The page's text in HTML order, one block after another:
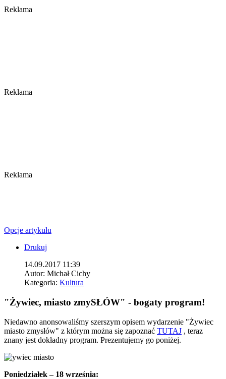
Reklama
Reklama
Reklama
Opcje artykułu
Drukuj
14.09.2017 11:39
Autor: Michał Cichy
Kategoria: Kultura
"Żywiec, miasto zmySŁÓW" - bogaty program!
Niedawno anonsowaliśmy szerszym opisem wydarzenie "Żywiec
miasto zmysłów" z którym można się zapoznać TUTAJ , teraz
znany jest dokładny program. Prezentujemy go poniżej.
Poniedziałek – 18 września: